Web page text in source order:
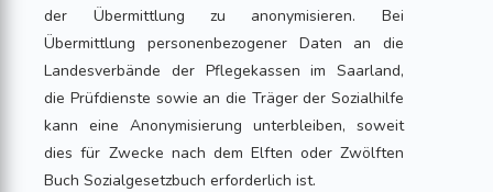
der Übermittlung zu anonymisieren. Bei
Übermittlung personenbezogener Daten an die
Landesverbände der Pflegekassen im Saarland,
die Prüfdienste sowie an die Träger der Sozialhilfe
kann eine Anonymisierung unterbleiben, soweit
dies für Zwecke nach dem Elften oder Zwölften
Buch Sozialgesetzbuch erforderlich ist.